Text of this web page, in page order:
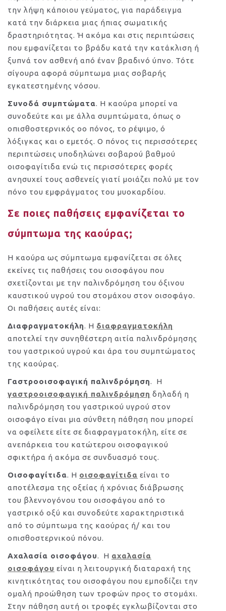
την λήψη κάποιου γεύματος, για παράδειγμα
κατά την διάρκεια μιας ήπιας σωματικής
δραστηριότητας. Ή ακόμα και στις περιπτώσεις
που εμφανίζεται το βράδυ κατά την κατάκλιση ή
ξυπνά τον ασθενή από έναν βραδινό ύπνο. Τότε
σίγουρα αφορά σύμπτωμα μιας σοβαρής
εγκατεστημένης νόσου.
Συνοδά συμπτώματα. Η καούρα μπορεί να
συνοδεύτε και με άλλα συμπτώματα, όπως ο
οπισθοστερνικός oo πόνος, το ρέψιμο, ό
λόξιγκας και ο εμετός. Ο πόνος τις περισσότερες
περιπτώσεις υποδηλώνει σοβαρού βαθμού
οισοφαγίτιδα ενώ τις περισσότερες φορές
ανησυχεί τους ασθενείς γιατί μοιάζει πολύ με τον
πόνο του εμφράγματος του μυοκαρδίου.
Σε ποιες παθήσεις εμφανίζεται το
σύμπτωμα της καούρας;
Η καούρα ως σύμπτωμα εμφανίζεται σε όλες
εκείνες τις παθήσεις του οισοφάγου που
σχετίζονται με την παλινδρόμηση του όξινου
καυστικού υγρού του στομάχου στον οισοφάγο.
Οι παθήσεις αυτές είναι:
Διαφραγματοκήλη. Η διαφραγματοκήλη
αποτελεί την συνηθέστερη αιτία παλινδρόμησης
του γαστρικού υγρού και άρα του συμπτώματος
της καούρας.
Γαστροοισοφαγική παλινδρόμηση. Η
γαστροοισοφαγική παλινδρόμηση δηλαδή η
παλινδρόμηση του γαστρικού υγρού στον
οισοφάγο είναι μια σύνθετη πάθηση που μπορεί
να οφείλετε είτε σε διαφραγματοκήλη, είτε σε
ανεπάρκεια του κατώτερου οισοφαγικού
σφικτήρα ή ακόμα σε συνδυασμό τους.
Οισοφαγίτιδα. Η οισοφαγίτιδα είναι το
αποτέλεσμα της οξείας ή χρόνιας διάβρωσης
του βλεννογόνου του οισοφάγου από το
γαστρικό οξύ και συνοδεύτε χαρακτηριστικά
από το σύμπτωμα της καούρας ή/ και του
οπισθοστερνικού πόνου.
Αχαλασία οισοφάγου. Η αχαλασία
οισοφάγου είναι η λειτουργική διαταραχή της
κινητικότητας του οισοφάγου που εμποδίζει την
ομαλή προώθηση των τροφών προς το στομάχι.
Στην πάθηση αυτή οι τροφές εγκλωβίζονται στο